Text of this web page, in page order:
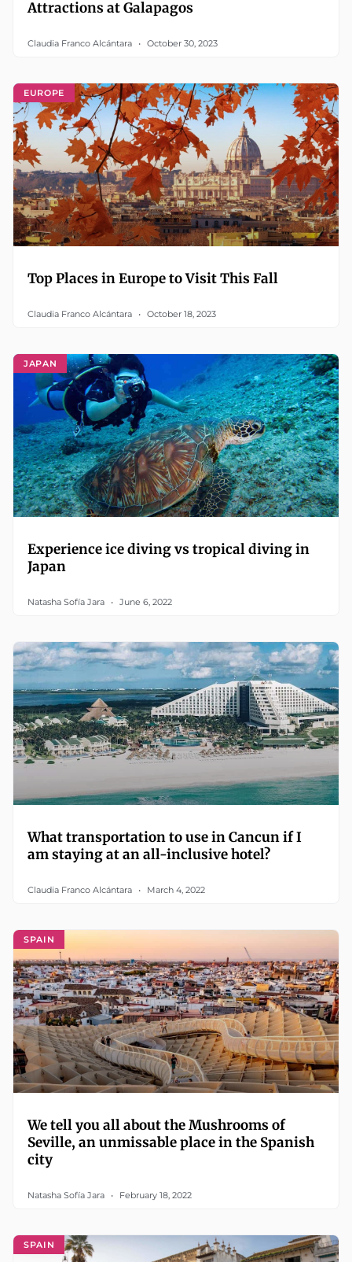
Attractions at Galapagos
Claudia Franco Alcántara October 30, 2023
EUROPE
Top Places in Europe to Visit This Fall
Claudia Franco Alcántara October 18, 2023
JAPAN
Experience ice diving vs tropical diving in
Japan
Natasha Sofía Jara June 6, 2022
What transportation to use in Cancun if I
am staying at an all-inclusive hotel?
Claudia Franco Alcántara March 4, 2022
SPAIN
We tell you all about the Mushrooms of
Seville, an unmissable place in the Spanish
city
Natasha Sofía Jara February 18, 2022
SPAIN